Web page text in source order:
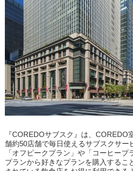
『COREDOサブスク』は、COREDO
舗約50店舗で毎日使えるサブスクサー
「オフピークプラン」や「コーヒー
プランから好きなプランを購入するこ